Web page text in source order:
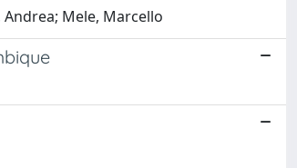
Andrea; Mele, Marcello